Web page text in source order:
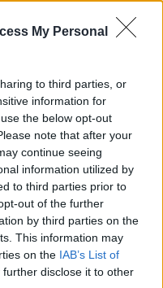
My Personal
to third parties, or
information for
the below opt-out
note that after your
continue seeing
information utilized by
to third parties prior to
out of the further
by third parties on the
This information may
on the IAB’s List of
further disclose it to other
ponieważ